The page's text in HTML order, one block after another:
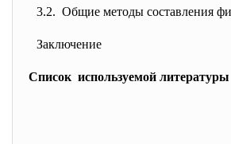
3.2. Общие методы составления
Заключение
Список используемой